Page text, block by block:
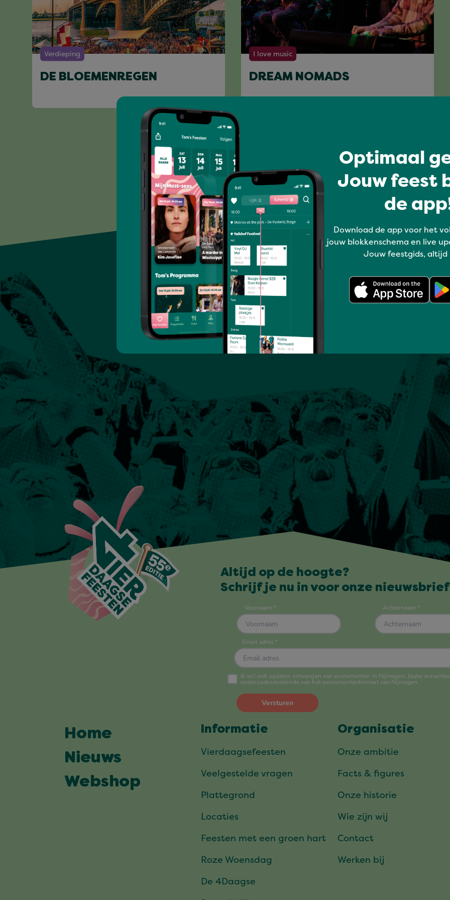
Verdieping
DE BLOEMENREGEN
I love music
DREAM NOMADS
Optimaal
Jouw feest
de
Download de app voor het
jouw blokkenschema en live
Jouw feestgids, altijd
Altijd op de hoogte?
Schrijf je nu in voor onze
Home
Nieuws
Webshop
Informatie
Vierdaagsefeesten
Veelgestelde vragen
Plattegrond
Locaties
Feesten met een groen hart
Roze Woensdag
De 4Daagse
Organisatie
Onze ambitie
Facts & figures
Onze historie
Wie zijn wij
Contact
Werken bij